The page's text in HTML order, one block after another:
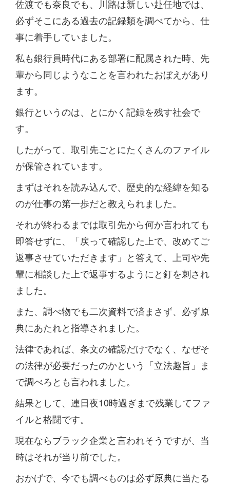
佐渡でも奈良でも、川路は新しい赴任地では、
必ずそこにある過去の記録類を調べてから、仕
事に着手していました。
私も銀行員時代にある部署に配属された時、先
輩から同じようなことを言われたおぼえがあり
ます。
銀行というのは、とにかく記録を残す社会で
す。
したがって、取引先ごとにたくさんのファイル
が保管されています。
まずはそれを読み込んで、歴史的な経緯を知る
のが仕事の第一歩だと教えられました。
それが終わるまでは取引先から何か言われても
即答せずに、「戻って確認した上で、改めてご
返事させていただきます」と答えて、上司や先
輩に相談した上で返事するようにと釘を刺され
ました。
また、調べ物でも二次資料で済まさず、必ず原
典にあたれと指導されました。
法律であれば、条文の確認だけでなく、なぜそ
の法律が必要だったのかという「立法趣旨」ま
で調べろとも言われました。
結果として、連日夜10時過ぎまで残業してファ
イルと格闘です。
現在ならブラック企業と言われそうですが、当
時はそれが当り前でした。
おかげで、今でも調べものは必ず原典に当たる